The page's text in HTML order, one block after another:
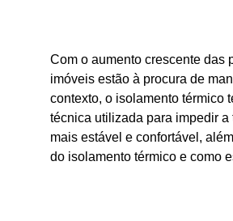
Com o aumento crescente das
imóveis estão à procura de
contexto, o isolamento térmico
técnica utilizada para impedir
mais estável e confortável,
do isolamento térmico e como